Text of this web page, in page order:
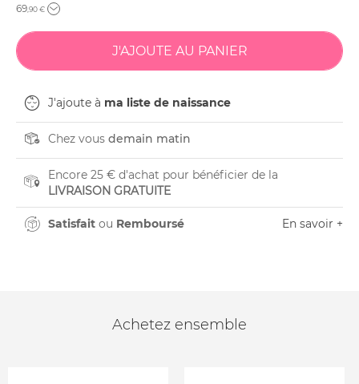
69,90 €
J'ajoute à ma liste de naissance
Chez vous demain matin
Encore 25 € d'achat pour bénéficier de la
LIVRAISON GRATUITE
Satisfait ou Remboursé En savoir +
Achetez ensemble